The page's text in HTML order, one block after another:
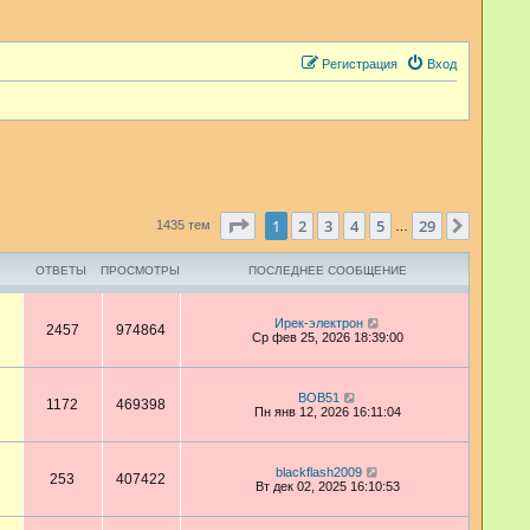
Вход
Регистрация
1435 тем Страница1 из 29
1 2 3 4 5 29
ОТВЕТЫ ПРОСМОТРЫ ПОСЛЕДНЕЕ СООБЩЕНИЕ
2457 974864
Ирек-электрон
Ср фев 25, 2026 18:39:00
1172 469398
BOB51
Пн янв 12, 2026 16:11:04
253 407422
blackflash2009
Вт дек 02, 2025 16:10:53